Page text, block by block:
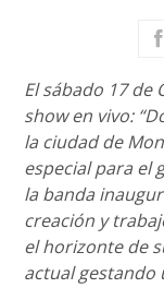
El sábado 17 de
show en vivo:
la ciudad de
especial para el
la banda
creación y
el horizonte de
actual gestando